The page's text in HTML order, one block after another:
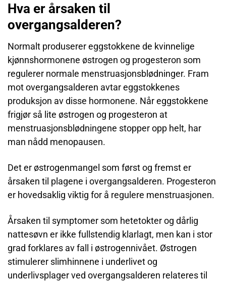
Hva er årsaken til
overgangsalderen?
Normalt produserer eggstokkene de kvinnelige
kjønnshormonene østrogen og progesteron som
regulerer normale menstruasjonsblødninger. Fram
mot overgangsalderen avtar eggstokkenes
produksjon av disse hormonene. Når eggstokkene
frigjør så lite østrogen og progesteron at
menstruasjonsblødningene stopper opp helt, har
man nådd menopausen.
Det er østrogenmangel som først og fremst er
årsaken til plagene i overgangsalderen. Progesteron
er hovedsaklig viktig for å regulere menstruasjonen.
Årsaken til symptomer som hetetokter og dårlig
nattesøvn er ikke fullstendig klarlagt, men kan i stor
grad forklares av fall i østrogennivået. Østrogen
stimulerer slimhinnene i underlivet og
underlivsplager ved overgangsalderen relateres til